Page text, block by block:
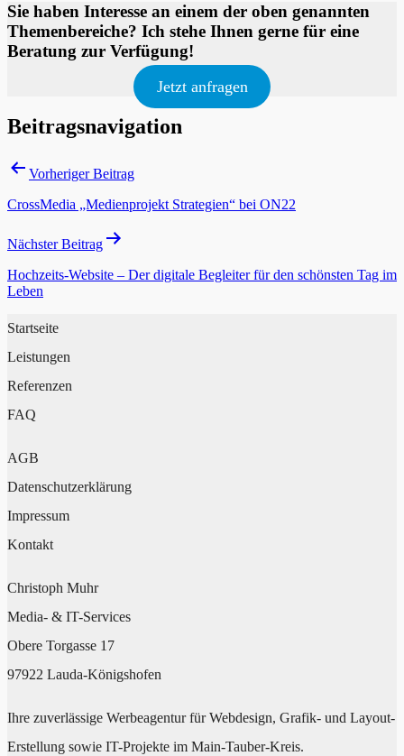
Sie haben Interesse an einem der oben genannten
Themenbereiche? Ich stehe Ihnen gerne für eine
Beratung zur Verfügung!
Jetzt anfragen
Beitragsnavigation
Vorheriger Beitrag
CrossMedia „Medienprojekt Strategien“ bei ON22
Nächster Beitrag
Hochzeits-Website – Der digitale Begleiter für den schönsten Tag im
Leben
Startseite
Leistungen
Referenzen
FAQ
AGB
Datenschutzerklärung
Impressum
Kontakt
Christoph Muhr
Media- & IT-Services
Obere Torgasse 17
97922 Lauda-Königshofen
Ihre zuverlässige Werbeagentur für Webdesign, Grafik- und Layout-
Erstellung sowie IT-Projekte im Main-Tauber-Kreis.